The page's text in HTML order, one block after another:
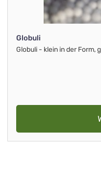
Globuli
Globuli - klein in der Form,